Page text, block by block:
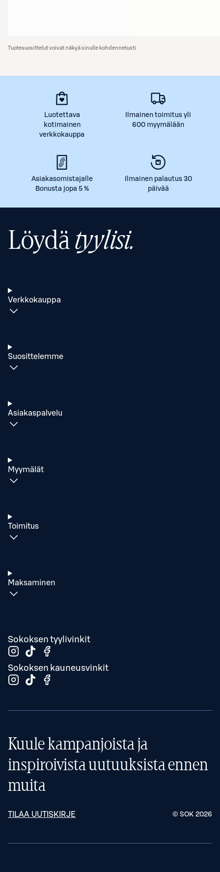
Tuotesuosittelut voivat näkyä sinulle kohdennetusti
Luotettava
kotimainen
verkkokauppa
Ilmainen toimitus yli
600 myymälään
Asiakasomistajalle
Bonusta jopa 5 %
Ilmainen palautus 30
päivää
Löydätyylisi.
Verkkokauppa
Suosittelemme
Asiakaspalvelu
Myymälät
Toimitus
Maksaminen
Sokoksen tyylivinkit
Sokoksen kauneusvinkit
Kuule kampanjoista ja
inspiroivista uutuuksista ennen
muita
TILAA UUTISKIRJE © SOK 2026